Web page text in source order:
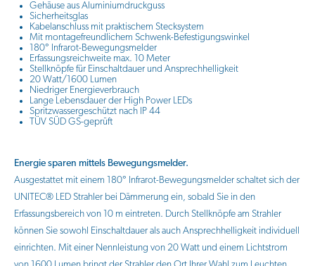
Gehäuse aus Aluminiumdruckguss
Sicherheitsglas
Kabelanschluss mit praktischem Stecksystem
Mit montagefreundlichem Schwenk-Befestigungswinkel
180° Infrarot-Bewegungsmelder
Erfassungsreichweite max. 10 Meter
Stellknöpfe für Einschaltdauer und Ansprechhelligkeit
20 Watt/1600 Lumen
Niedriger Energieverbrauch
Lange Lebensdauer der High Power LEDs
Spritzwassergeschützt nach IP 44
TÜV SÜD GS-geprüft
Energie sparen mittels Bewegungsmelder.
Ausgestattet mit einem 180° Infrarot-Bewegungsmelder schaltet sich der
UNITEC® LED Strahler bei Dämmerung ein, sobald Sie in den
Erfassungsbereich von 10 m eintreten. Durch Stellknöpfe am Strahler
können Sie sowohl Einschaltdauer als auch Ansprechhelligkeit individuell
einrichten. Mit einer Nennleistung von 20 Watt und einem Lichtstrom